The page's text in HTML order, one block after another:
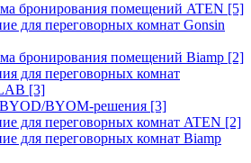
бронирования помещений ATEN [5]
для переговорных комнат Gonsin
бронирования помещений Biamp [2]
для переговорных комнат
[3]
BYOD/BYOM-решения [3]
для переговорных комнат ATEN [2]
для переговорных комнат Biamp